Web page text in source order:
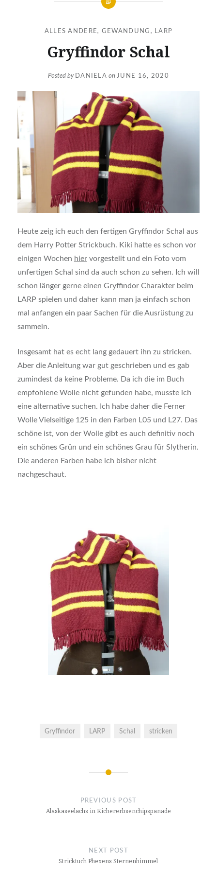
ALLES ANDERE, GEWANDUNG , LARP
Gryffindor Schal
Posted by DANIELA onJUNE 16, 2020
Heute zeig ich euch den fertigen Gryffindor Schal aus
dem Harry Potter Strickbuch. Kiki hatte es schon vor
einigen Wochen hiervorgestellt und ein Foto vom
unfertigen Schal sind da auch schon zu sehen. Ich will
schon länger gerne einen Gryffindor Charakter beim
LARP spielen und daher kann man ja einfach schon
mal anfangen ein paar Sachen für die Ausrüstung zu
sammeln.
Insgesamt hat es echt lang gedauert ihn zu stricken.
Aber die Anleitung war gut geschrieben und es gab
zumindest da keine Probleme. Da ich die im Buch
empfohlene Wolle nicht gefunden habe, musste ich
eine alternative suchen. Ich habe daher die Ferner
Wolle Vielseitige 125 in den Farben L05 und L27. Das
schöne ist, von der Wolle gibt es auch definitiv noch
ein schönes Grün und ein schönes Grau für Slytherin.
Die anderen Farben habe ich bisher nicht
nachgeschaut.
Gryffindor LARP Schal stricken
PREVIOUS POST
Alaskaseelachs in Kichererbsenchipspanade
NEXT POST
Stricktuch Phexens Sternenhimmel